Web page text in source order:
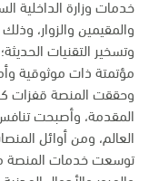
خدمات وزارة الداخلية
والمقيمين والزوار،
وتسخير التقنيات
مؤتمتة ذات موثوقية
المقدمة، وأصبحت
العالم، ومن أوائل
توسعت خدمات المنصة